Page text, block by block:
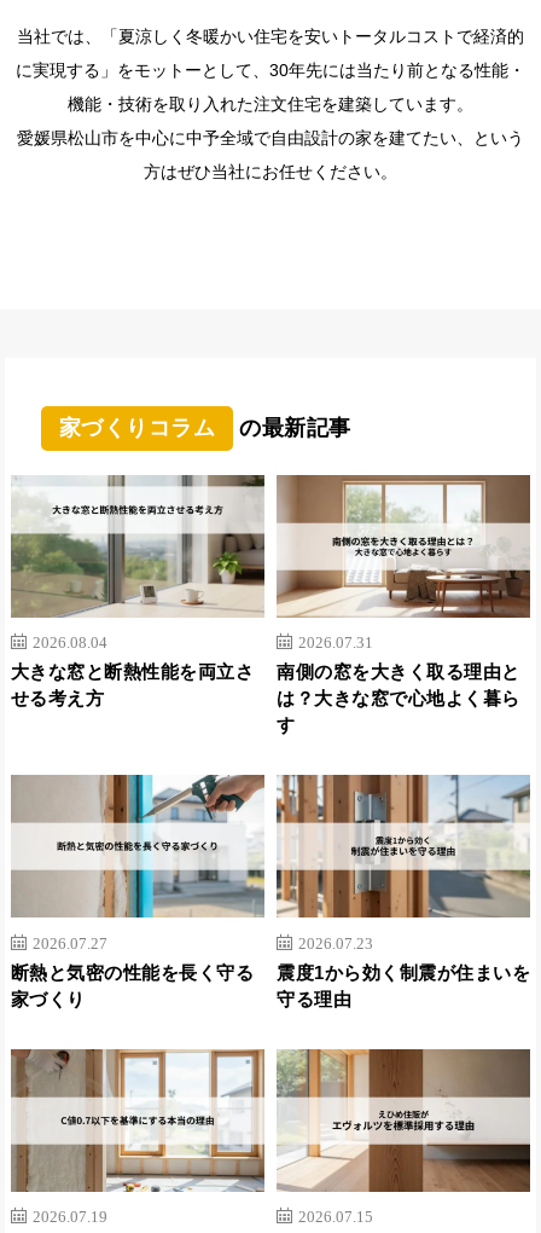
当社では、「夏涼しく冬暖かい住宅を安いトータルコストで経済的
に実現する」をモットーとして、30年先には当たり前となる性能・
機能・技術を取り入れた注文住宅を建築しています。
愛媛県松山市を中心に中予全域で自由設計の家を建てたい、という
方はぜひ当社にお任せください。
家づくりコラム の最新記事
2026.08.04
大きな窓と断熱性能を両立さ
せる考え方
2026.07.31
南側の窓を大きく取る理由と
は？大きな窓で心地よく暮ら
す
2026.07.27
断熱と気密の性能を長く守る
家づくり
2026.07.23
震度1から効く制震が住まいを
守る理由
2026.07.19 2026.07.15